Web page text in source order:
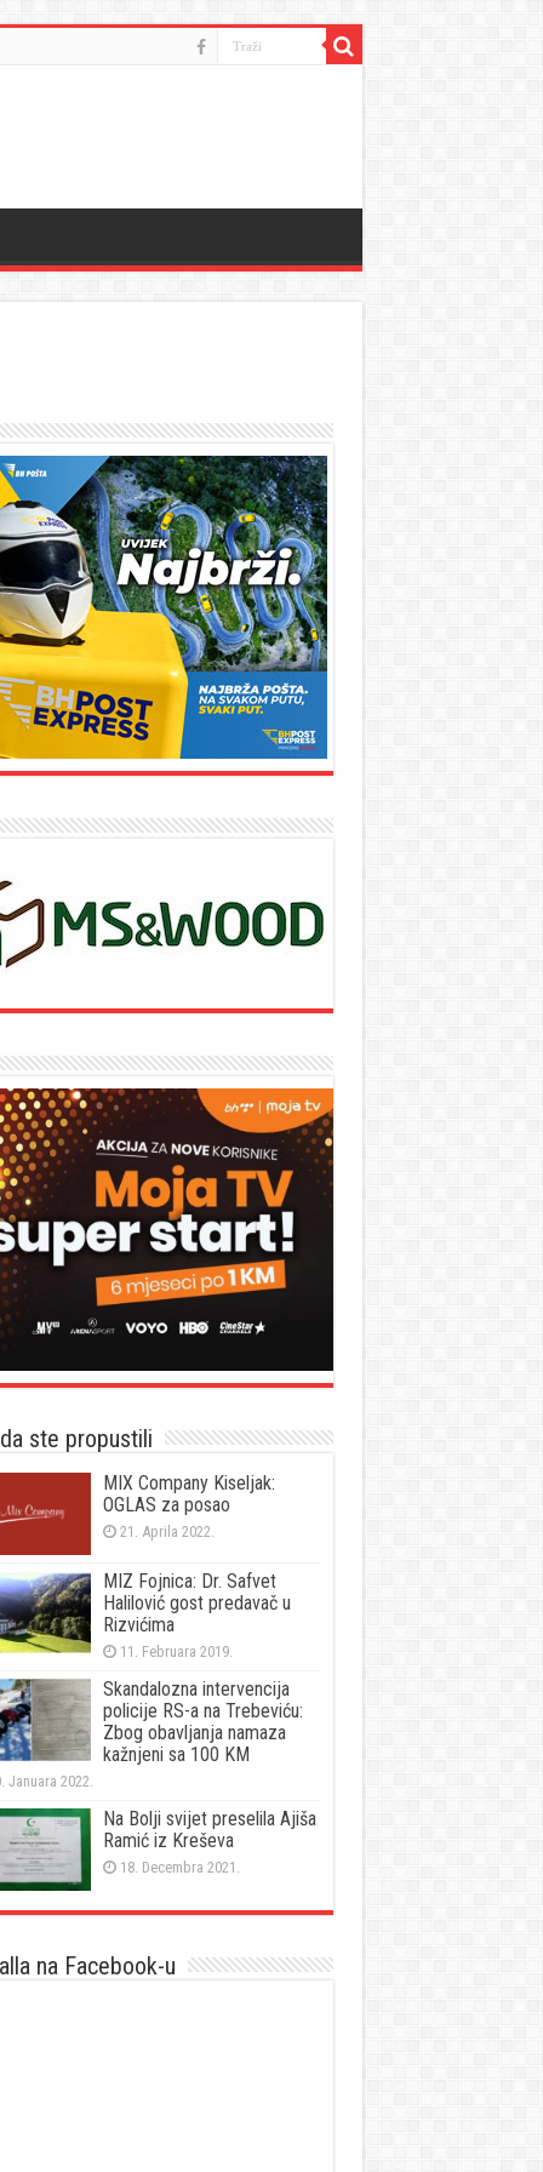
ste propustili
MIX Company Kiseljak:
OGLAS za posao
21. Aprila 2022.
MIZ Fojnica: Dr. Safvet
Halilović gost predavač u
Rizvićima
11. Februara 2019.
Skandalozna intervencija
policije RS-a na Trebeviću:
Zbog obavljanja namaza
kažnjeni sa 100 KM
Januara 2022.
Na Bolji svijet preselila Ajiša
Ramić iz Kreševa
18. Decembra 2021.
na Facebook-u